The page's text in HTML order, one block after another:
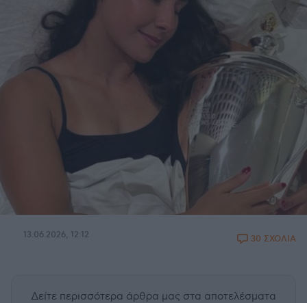
13.06.2026, 12:12 30 ΣΧΟΛΙΑ
Δείτε περισσότερα άρθρα μας στα αποτελέσματα